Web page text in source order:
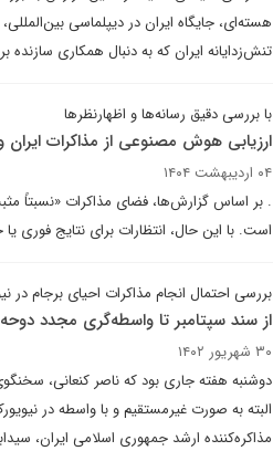
هسته‌ای، جایگاه ایران در دیپلماسی
تنش‌زدایانه ایران که به دنبال همکاری سازنده
با بررسی دقیق رسانه‌ها و اظهارنظرها
ارزیابی هوش مصنوعی از مذاکرات ایران
۰۴ اردیبهشت ۱۴۰۴
. بر اساس گزارش‌ها، فضای مذاکرات «نسبتاً
است. با این حال، انتظارات برای نتایج فوری
بررسی احتمال انجام مذاکرات احیای برجام در
از سند سپتامبر تا واسطه‌گری مجدد
۳۰ شهریور ۱۴۰۲
دوشنبه هفته جاری بود که ناصر کنعانی،
البته به صورت غیرمستقیم و با واسطه در
مذاکره‌کننده ارشد جمهوری اسلامی ایران،